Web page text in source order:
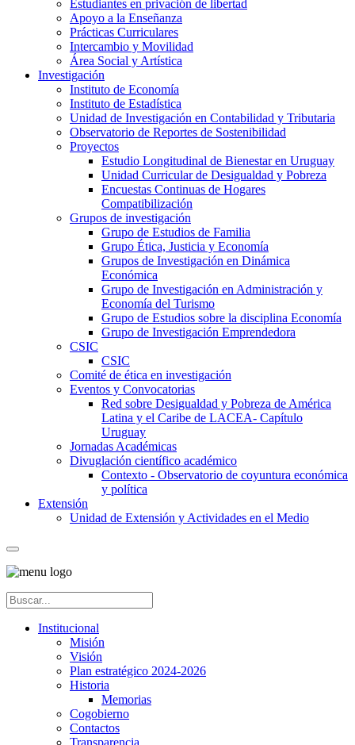
Estudiantes en privación de libertad
Apoyo a la Enseñanza
Prácticas Curriculares
Intercambio y Movilidad
Área Social y Artística
Investigación
Instituto de Economía
Instituto de Estadística
Unidad de Investigación en Contabilidad y Tributaria
Observatorio de Reportes de Sostenibilidad
Proyectos
Estudio Longitudinal de Bienestar en Uruguay
Unidad Curricular de Desigualdad y Pobreza
Encuestas Continuas de Hogares
Compatibilización
Grupos de investigación
Grupo de Estudios de Familia
Grupo Ética, Justicia y Economía
Grupos de Investigación en Dinámica
Económica
Grupo de Investigación en Administración y
Economía del Turismo
Grupo de Estudios sobre la disciplina Economía
Grupo de Investigación Emprendedora
CSIC
CSIC
Comité de ética en investigación
Eventos y Convocatorias
Red sobre Desigualdad y Pobreza de América
Latina y el Caribe de LACEA- Capítulo
Uruguay
Jornadas Académicas
Divuglación científico académico
Contexto - Observatorio de coyuntura económica
y política
Extensión
Unidad de Extensión y Actividades en el Medio
Institucional
Misión
Visión
Plan estratégico 2024-2026
Historia
Memorias
Cogobierno
Contactos